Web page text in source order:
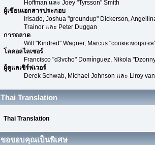
Hoffman และ Joey "Tyrsson" Smith
ผู้เขียนเอกสารประกอบ
Irisado, Joshua "groundup" Dickerson,
Trainor และ Peter Duggan
การตลาด
Will "Kindred" Wagner, Marcus "cσσкιє
โลคอลไลเซอร์
Francisco "d3vcho" Domínguez, Nikola
ผู้ดูแลเซิร์ฟเวอร์
Derek Schwab, Michael Johnson และ Liroy
Thai Translation
Thai Translation
ขอขอบคุณเป็นพิเศษ